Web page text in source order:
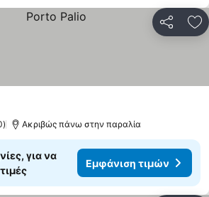
Ακριβώς πάνω στην παραλία
για να
Εμφάνιση τιμών